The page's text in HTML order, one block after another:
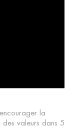
la
des valeurs dans 5